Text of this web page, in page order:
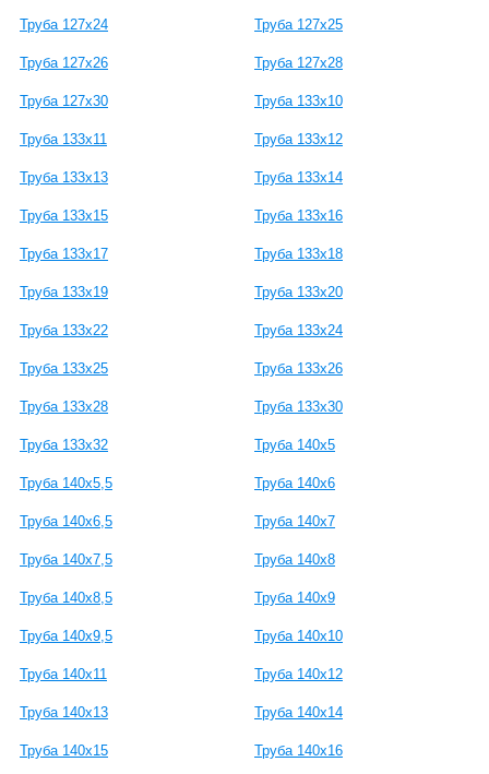
Труба 127х24 Труба 127х25
Труба 127х26 Труба 127х28
Труба 127х30 Труба 133х10
Труба 133х11 Труба 133х12
Труба 133х13 Труба 133х14
Труба 133х15 Труба 133х16
Труба 133х17 Труба 133х18
Труба 133х19 Труба 133х20
Труба 133х22 Труба 133х24
Труба 133х25 Труба 133х26
Труба 133х28 Труба 133х30
Труба 133х32 Труба 140x5
Труба 140x5,5 Труба 140x6
Труба 140x6,5 Труба 140x7
Труба 140x7,5 Труба 140x8
Труба 140x8,5 Труба 140x9
Труба 140x9,5 Труба 140x10
Труба 140x11 Труба 140x12
Труба 140x13 Труба 140x14
Труба 140x15 Труба 140x16